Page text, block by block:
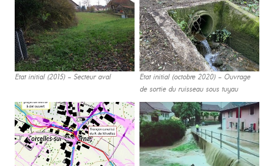
Etat initial (2015) – Secteur aval
Etat initial (octobre 2020) – Ouvrage
de sortie du ruisseau sous tuyau